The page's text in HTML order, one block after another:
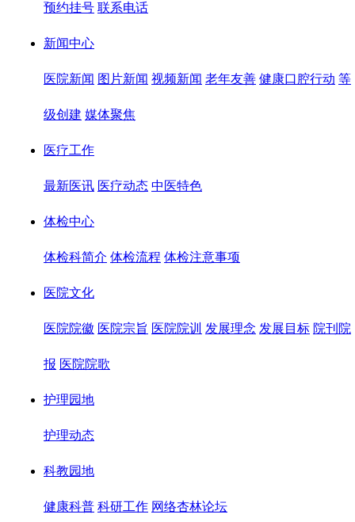
预约挂号 联系电话
新闻中心
医院新闻 图片新闻 视频新闻 老年友善 健康口腔行动 等
级创建 媒体聚焦
医疗工作
最新医讯 医疗动态 中医特色
体检中心
体检科简介 体检流程 体检注意事项
医院文化
医院院徽 医院宗旨 医院院训 发展理念 发展目标 院刊院
报 医院院歌
护理园地
护理动态
科教园地
健康科普 科研工作 网络杏林论坛